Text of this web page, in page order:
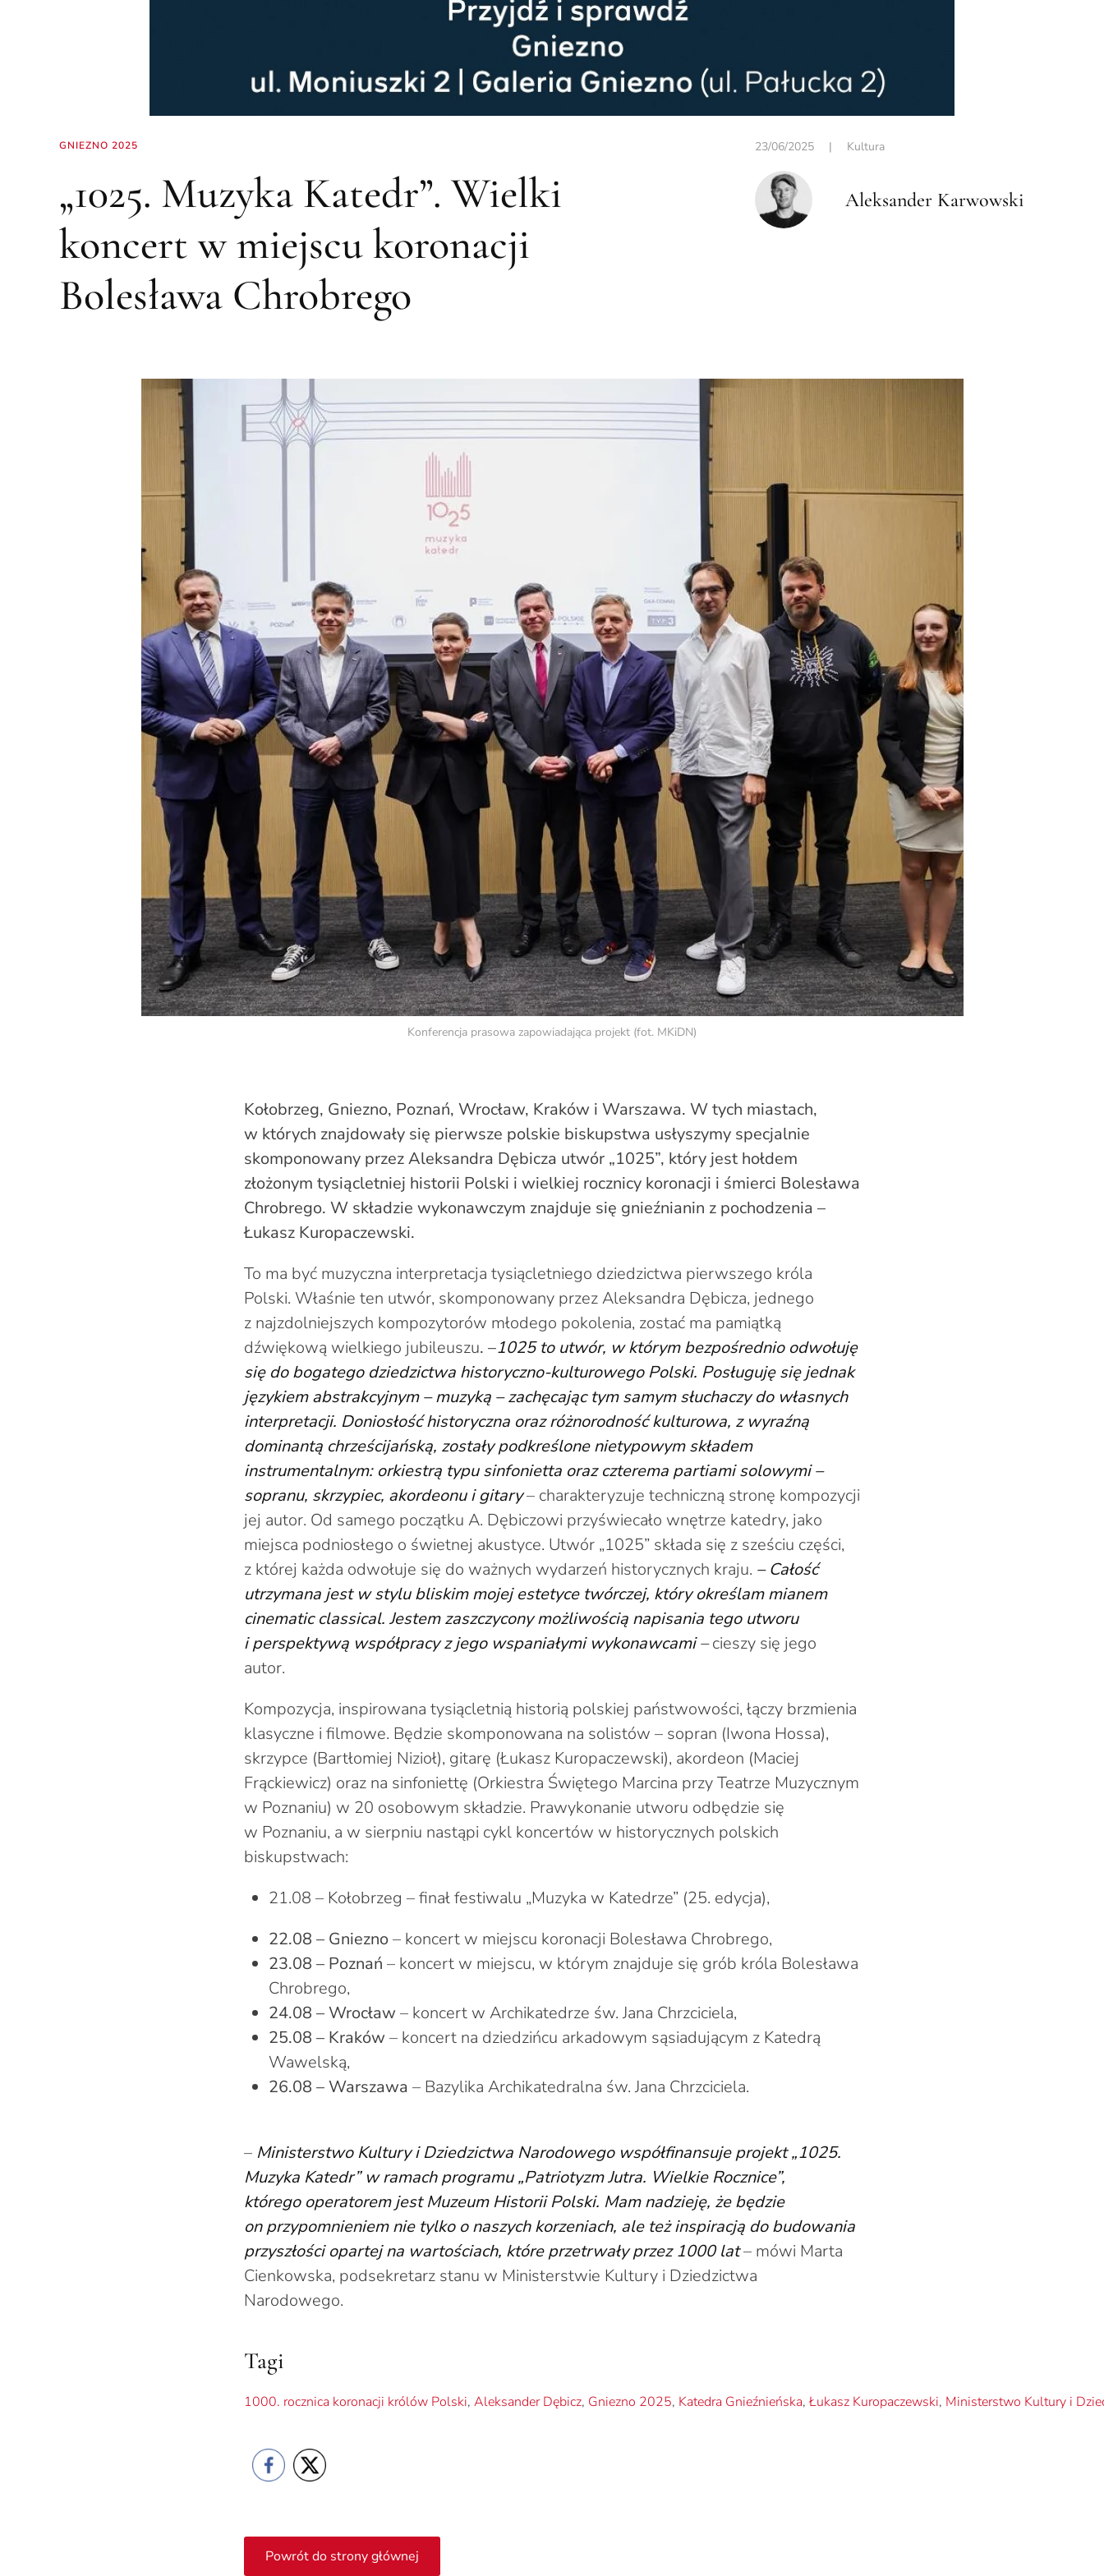
GNIEZNO 2025
„1025. Muzyka Katedr”. Wielki
koncert w miejscu koronacji
Bolesława Chrobrego
23/06/2025| Kultura
Aleksander Karwowski
Konferencja prasowa zapowiadająca projekt (fot. MKiDN)
Kołobrzeg, Gniezno, Poznań, Wrocław, Kraków i Warszawa. W tych miastach,
w których znajdowały się pierwsze polskie biskupstwa usłyszymy specjalnie
skomponowany przez Aleksandra Dębicza utwór „1025”, który jest hołdem
złożonym tysiącletniej historii Polski i wielkiej rocznicy koronacji i śmierci Bolesława
Chrobrego. W składzie wykonawczym znajduje się gnieźnianin z pochodzenia –
Łukasz Kuropaczewski.
To ma być muzyczna interpretacja tysiącletniego dziedzictwa pierwszego króla
Polski. Właśnie ten utwór, skomponowany przez Aleksandra Dębicza, jednego
z najzdolniejszych kompozytorów młodego pokolenia, zostać ma pamiątką
dźwiękową wielkiego jubileuszu. –1025 to utwór, w którym bezpośrednio odwołuję
się do bogatego dziedzictwa historyczno-kulturowego Polski. Posługuję się jednak
językiem abstrakcyjnym – muzyką – zachęcając tym samym słuchaczy do własnych
interpretacji. Doniosłość historyczna oraz różnorodność kulturowa, z wyraźną
dominantą chrześcijańską, zostały podkreślone nietypowym składem
instrumentalnym: orkiestrą typu sinfonietta oraz czterema partiami solowymi –
sopranu, skrzypiec, akordeonu i gitary– charakteryzuje techniczną stronę kompozycji
jej autor. Od samego początku A. Dębiczowi przyświecało wnętrze katedry, jako
miejsca podniosłego o świetnej akustyce. Utwór „1025” składa się z sześciu części,
z której każda odwołuje się do ważnych wydarzeń historycznych kraju. – Całość
utrzymana jest w stylu bliskim mojej estetyce twórczej, który określam mianem
cinematic classical. Jestem zaszczycony możliwością napisania tego utworu
i perspektywą współpracy z jego wspaniałymi wykonawcami–cieszy się jego
autor.
Kompozycja, inspirowana tysiącletnią historią polskiej państwowości, łączy brzmienia
klasyczne i filmowe. Będzie skomponowana na solistów – sopran (Iwona Hossa),
skrzypce (Bartłomiej Nizioł), gitarę (Łukasz Kuropaczewski), akordeon (Maciej
Frąckiewicz) oraz na sinfoniettę (Orkiestra Świętego Marcina przy Teatrze Muzycznym
w Poznaniu) w 20 osobowym składzie. Prawykonanie utworu odbędzie się
w Poznaniu, a w sierpniu nastąpi cykl koncertów w historycznych polskich
biskupstwach:
21.08 – Kołobrzeg – finał festiwalu „Muzyka w Katedrze” (25. edycja),
22.08 – Gniezno– koncert w miejscu koronacji Bolesława Chrobrego,
23.08 – Poznań – koncert w miejscu, w którym znajduje się grób króla Bolesława
Chrobrego,
24.08 – Wrocław– koncert w Archikatedrze św. Jana Chrzciciela,
25.08 – Kraków– koncert na dziedzińcu arkadowym sąsiadującym z Katedrą
Wawelską,
26.08 – Warszawa – Bazylika Archikatedralna św. Jana Chrzciciela.
– Ministerstwo Kultury i Dziedzictwa Narodowego współfinansuje projekt „1025.
Muzyka Katedr” w ramach programu „Patriotyzm Jutra. Wielkie Rocznice”,
którego operatorem jest Muzeum Historii Polski. Mam nadzieję, że będzie
on przypomnieniem nie tylko o naszych korzeniach, ale też inspiracją do budowania
przyszłości opartej na wartościach, które przetrwały przez 1000 lat– mówi Marta
Cienkowska, podsekretarz stanu w Ministerstwie Kultury i Dziedzictwa
Narodowego.
Tagi
1000. rocznica koronacji królów Polski, Aleksander Dębicz, Gniezno 2025, Katedra Gnieźnieńska, Łukasz Kuropaczewski, Ministerstwo Kultury i
Powrót do strony głównej